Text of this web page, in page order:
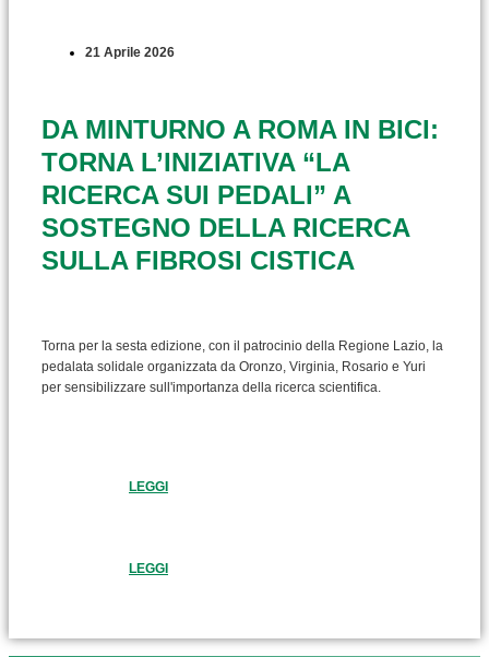
21 Aprile 2026
DA MINTURNO A ROMA IN BICI:
TORNA L’INIZIATIVA “LA
RICERCA SUI PEDALI” A
SOSTEGNO DELLA RICERCA
SULLA FIBROSI CISTICA
Torna per la sesta edizione, con il patrocinio della Regione Lazio, la
pedalata solidale organizzata da Oronzo, Virginia, Rosario e Yuri
per sensibilizzare sull'importanza della ricerca scientifica.
LEGGI
LEGGI